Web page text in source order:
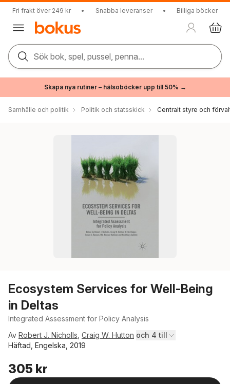
Fri frakt över 249 kr • Snabba leveranser • Billiga böcker
Sök bok, spel, pussel, penna...
Skapa nya rutiner – hälsoböcker upp till 50% →
Samhälle och politik Politik och statsskick Centralt styre och
Ecosystem Services for Well-Being
in Deltas
Integrated Assessment for Policy Analysis
Av Robert J. Nicholls Craig W. Hutton och 4 till
Häftad, Engelska, 2019
305 kr